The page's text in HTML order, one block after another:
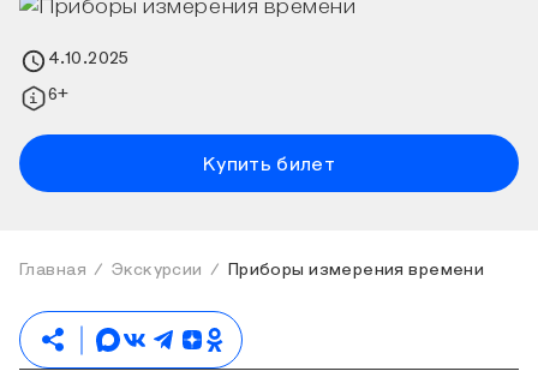
4.10.2025
6+
Купить билет
Главная Экскурсии Приборы измерения времени